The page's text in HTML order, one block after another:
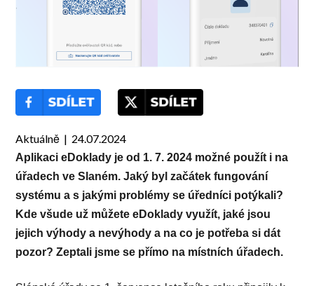
Aktuálně | 24.07.2024
Aplikaci eDoklady je od 1. 7. 2024 možné použít i na
úřadech ve Slaném. Jaký byl začátek fungování
systému a s jakými problémy se úředníci potýkal i?
Kde všude už můžete eDoklady využít, jaké jsou
jejich výhody a nevýhody a na co je potřeba si dát
pozor? Zeptali jsme se přímo na místních úřadech.